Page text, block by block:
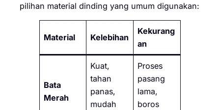
pilihan material dinding yang umum digunakan:
Material Kelebihan
Kekurang
an
Bata
Merah
Kuat,
tahan
panas,
mudah
Proses
pasang
lama,
boros